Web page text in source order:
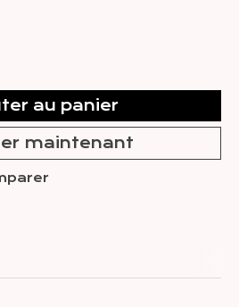
au panier
maintenant